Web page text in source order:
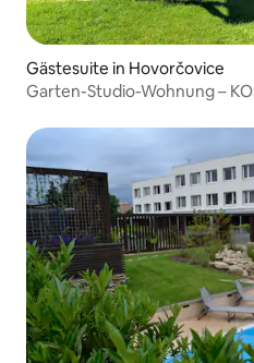
Gästesuite in Hovorčovice
Garten-Studio-Wohnung –